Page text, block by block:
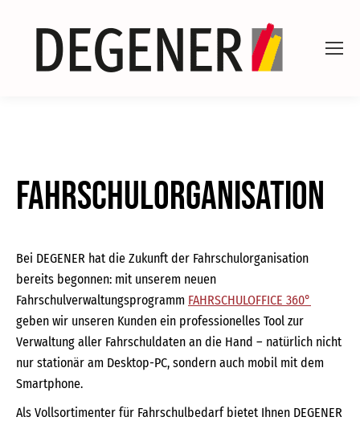
Fahrschulorganisation
Bei DEGENER hat die Zukunft der Fahrschulorganisation
bereits begonnen: mit unserem neuen
Fahrschulverwaltungsprogramm FAHRSCHULOFFICE 360°
geben wir unseren Kunden ein professionelles Tool zur
Verwaltung aller Fahrschuldaten an die Hand – natürlich nicht
nur stationär am Desktop-PC, sondern auch mobil mit dem
Smartphone.
Als Vollsortimenter für Fahrschulbedarf bietet Ihnen DEGENER